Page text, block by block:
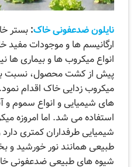
نایلون ضدعفونی خاک: بستر
ارگانیسم ها و موجودات مفید
انواع میکروب ها و بیماری ها
پیش از کشت محصول، نسبت
میکروب زدایی خاک اقدام
های شیمیایی و انواع سموم
استفاده می شد. اما امروزه
شیمیایی طرفداران کمتری
طبیعی همانند نور خورشید و
شیوه های طبیعی ضدعفونی